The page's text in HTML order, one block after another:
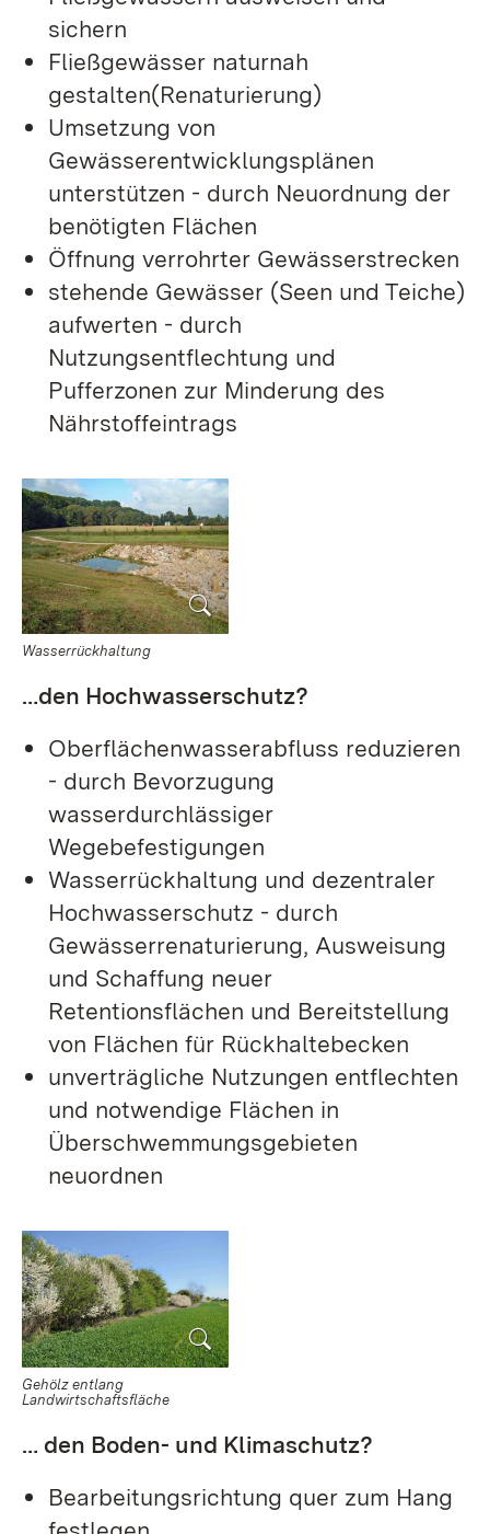
sichern
Fließgewässer naturnah
gestalten(Renaturierung)
Umsetzung von
Gewässerentwicklungsplänen
unterstützen - durch Neuordnung der
benötigten Flächen
Öffnung verrohrter Gewässerstrecken
stehende Gewässer (Seen und Teiche)
aufwerten - durch
Nutzungsentflechtung und
Pufferzonen zur Minderung des
Nährstoffeintrags
Wasserrückhaltung
…den Hochwasserschutz?
Oberflächenwasserabfluss reduzieren
- durch Bevorzugung
wasserdurchlässiger
Wegebefestigungen
Wasserrückhaltung und dezentraler
Hochwasserschutz - durch
Gewässerrenaturierung, Ausweisung
und Schaffung neuer
Retentionsflächen und Bereitstellung
von Flächen für Rückhaltebecken
unverträgliche Nutzungen entflechten
und notwendige Flächen in
Überschwemmungsgebieten
neuordnen
Gehölz entlang
Landwirtschaftsfläche
… den Boden- und Klimaschutz?
Bearbeitungsrichtung quer zum Hang